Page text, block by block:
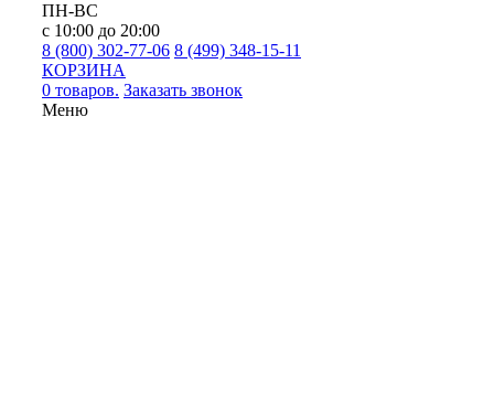
ПН-ВС
с 10:00 до 20:00
8 (800) 302-77-06 8 (499) 348-15-11
КОРЗИНА
0 товаров. Заказать звонок
Меню